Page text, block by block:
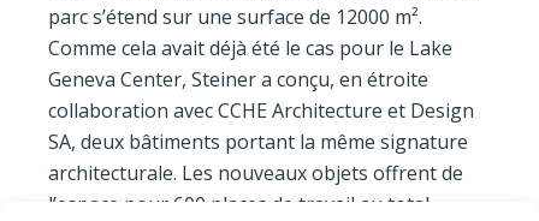
parc s’étend sur une surface de 12000 m².
Comme cela avait déjà été le cas pour le Lake
Geneva Center, Steiner a conçu, en étroite
collaboration avec CCHE Architecture et Design
SA, deux bâtiments portant la même signature
architecturale. Les nouveaux objets offrent de
l’espace pour 600 places de travail au total.